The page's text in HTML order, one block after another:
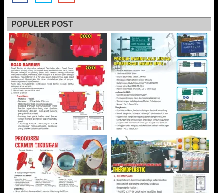
POPULER POST